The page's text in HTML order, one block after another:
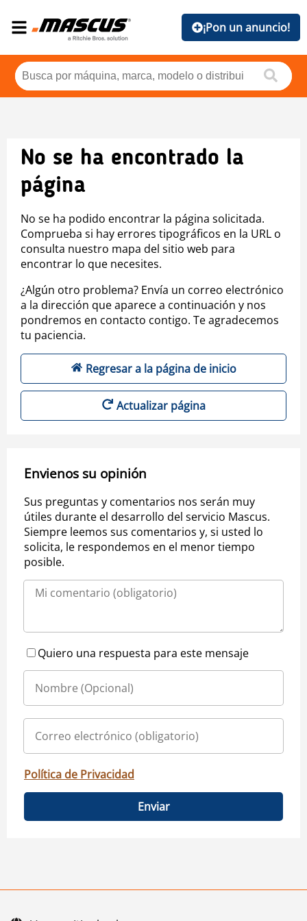
¡Pon un anuncio!
No se ha encontrado la
página
No se ha podido encontrar la página solicitada.
Comprueba si hay errores tipográficos en la URL o
consulta nuestro mapa del sitio web para
encontrar lo que necesites.
¿Algún otro problema? Envía un correo electrónico
a la dirección que aparece a continuación y nos
pondremos en contacto contigo. Te agradecemos
tu paciencia.
Regresar a la página de inicio
Actualizar página
Envienos su opinión
Sus preguntas y comentarios nos serán muy
útiles durante el desarrollo del servicio Mascus.
Siempre leemos sus comentarios y, si usted lo
solicita, le respondemos en el menor tiempo
posible.
Quiero una respuesta para este mensaje
Política de Privacidad
Enviar